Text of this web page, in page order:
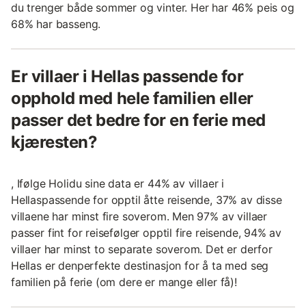
du trenger både sommer og vinter. Her har 46% peis og
68% har basseng.
Er villaer i Hellas passende for
opphold med hele familien eller
passer det bedre for en ferie med
kjæresten?
, Ifølge Holidu sine data er 44% av villaer i
Hellaspassende for opptil åtte reisende, 37% av disse
villaene har minst fire soverom. Men 97% av villaer
passer fint for reisefølger opptil fire reisende, 94% av
villaer har minst to separate soverom. Det er derfor
Hellas er denperfekte destinasjon for å ta med seg
familien på ferie (om dere er mange eller få)!